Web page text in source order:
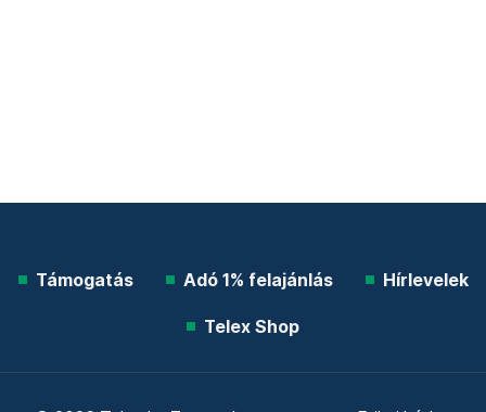
Támogatás Adó 1% felajánlás Hírlevelek
Telex Shop